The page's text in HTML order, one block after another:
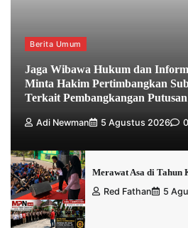
Berita Umum
Jaga Wibawa Hukum dan
Minta Hakim Pertimbangkan
Terkait Pembangkangan
Adi Newman 5 Agustus 2026 0
Merawat Asa di Tahun
Red Fathan
5